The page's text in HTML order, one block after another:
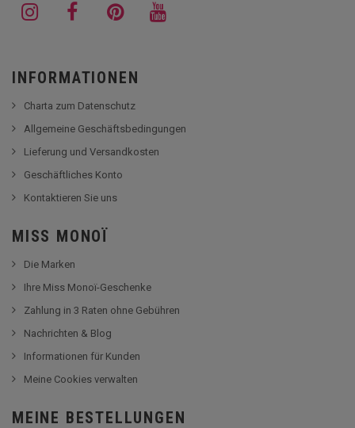
INFORMATIONEN
Charta zum Datenschutz
Allgemeine Geschäftsbedingungen
Lieferung und Versandkosten
Geschäftliches Konto
Kontaktieren Sie uns
MISS MONOÏ
Die Marken
Ihre Miss Monoï-Geschenke
Zahlung in 3 Raten ohne Gebühren
Nachrichten & Blog
Informationen für Kunden
Meine Cookies verwalten
MEINE BESTELLUNGEN